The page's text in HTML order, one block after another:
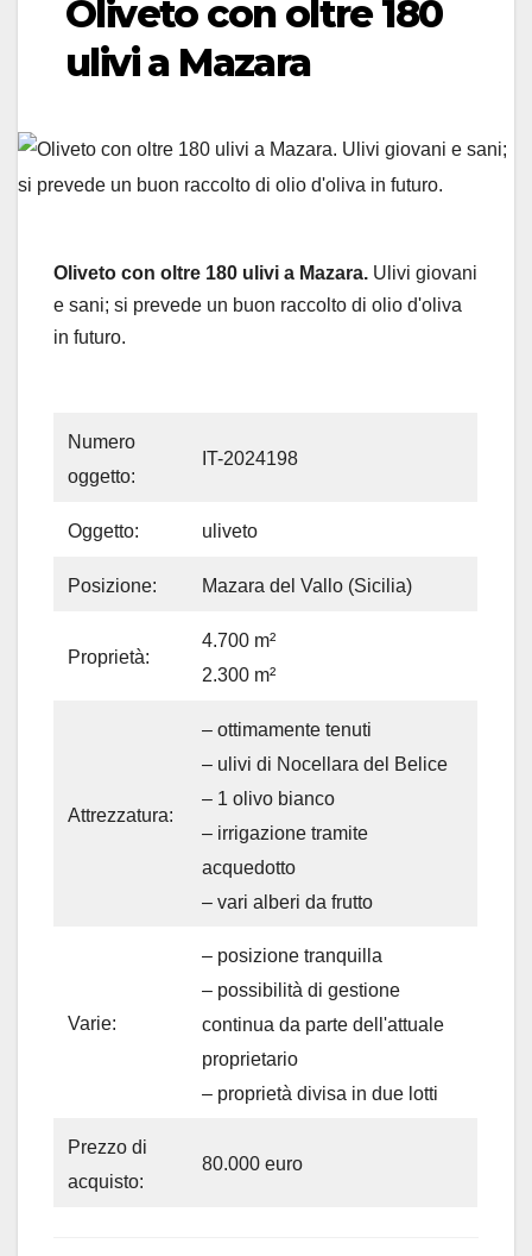
Oliveto con oltre 180
ulivi a Mazara
Oliveto con oltre 180 ulivi a Mazara. Ulivi giovani
e sani; si prevede un buon raccolto di olio d'oliva
in futuro.
Numero
oggetto:
IT-2024198
Oggetto: uliveto
Posizione: Mazara del Vallo (Sicilia)
Proprietà:
4.700 m²
2.300 m²
Attrezzatura:
– ottimamente tenuti
– ulivi di Nocellara del Belice
– 1 olivo bianco
– irrigazione tramite
acquedotto
– vari alberi da frutto
Varie:
– posizione tranquilla
– possibilità di gestione
continua da parte dell'attuale
proprietario
– proprietà divisa in due lotti
Prezzo di
acquisto:
80.000 euro